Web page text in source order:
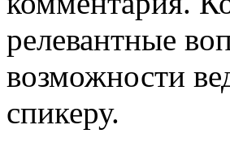
релевантные
возможности
спикеру.